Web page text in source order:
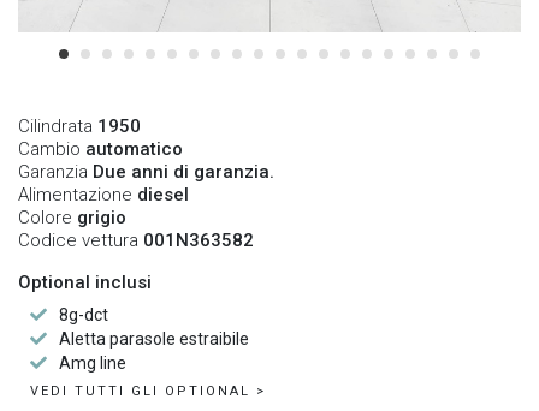
Cilindrata 1950
Cambio automatico
Garanzia Due anni di garanzia.
Alimentazione diesel
Colore grigio
Codice vettura 001N363582
Optional inclusi
8g-dct
Aletta parasole estraibile
Amg line
VEDI TUTTI GLI OPTIONAL >